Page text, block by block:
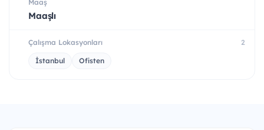
Maaş
Maaşlı
Çalışma Lokasyonları 2
İstanbul Ofisten